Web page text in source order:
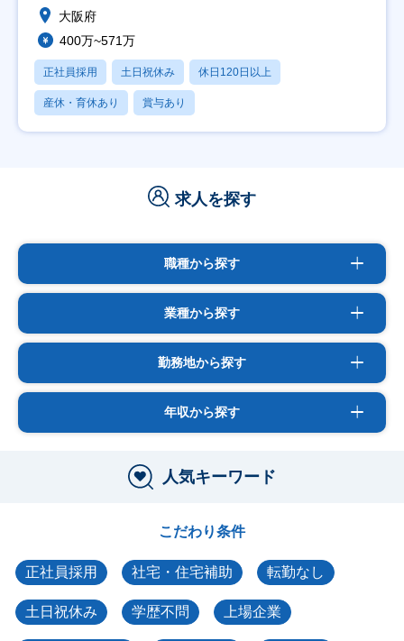
大阪府
400万~571万
正社員採用 土日祝休み 休日120日以上
産休・育休あり 賞与あり
求人を探す
職種から探す
業種から探す
勤務地から探す
年収から探す
人気キーワード
こだわり条件
正社員採用 社宅・住宅補助 転勤なし
土日祝休み 学歴不問 上場企業